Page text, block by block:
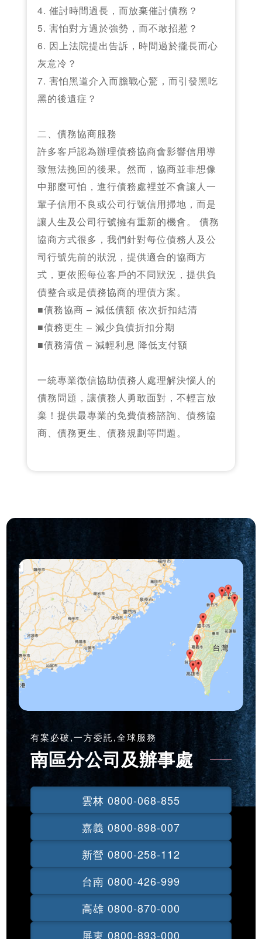
4. 催討時間過長，而放棄催討債務？
5. 害怕對方過於強勢，而不敢招惹？
6. 因上法院提出告訴，時間過於攏長而心
灰意冷？
7. 害怕黑道介入而膽戰心驚，而引發黑吃
黑的後遺症？
二、債務協商服務
許多客戶認為辦理債務協商會影響信用導
致無法挽回的後果。然而，協商並非想像
中那麼可怕，進行債務處裡並不會讓人一
輩子信用不良或公司行號信用掃地，而是
讓人生及公司行號擁有重新的機會。 債務
協商方式很多，我們針對每位債務人及公
司行號先前的狀況，提供適合的協商方
式，更依照每位客戶的不同狀況，提供負
債整合或是債務協商的理債方案。
■債務協商 – 減低債額 依次折扣結清
■債務更生 – 減少負債折扣分期
■債務清償 – 減輕利息 降低支付額
一統專業徵信協助債務人處理解決惱人的
債務問題，讓債務人勇敢面對，不輕言放
棄！提供最專業的免費債務諮詢、債務協
商、債務更生、債務規劃等問題。
有案必破,一方委託,全球服務
南區分公司及辦事處
雲林 0800-068-855
嘉義 0800-898-007
新營 0800-258-112
台南 0800-426-999
高雄 0800-870-000
屏東 0800-893-000